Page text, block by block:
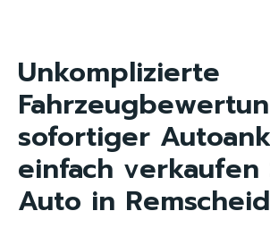
Unkomplizierte
sofortiger
einfach verkaufen
Auto in Remscheid